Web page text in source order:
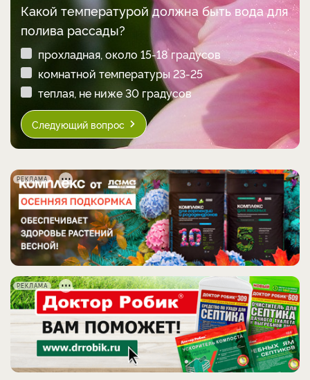
Какой температурой должна быть вода для
полива рассады?
прохладная, около 15-18 градусов
комнатной температуры 23-25
теплая, не ниже 30 градусов
Следующий вопрос
РЕКЛАМА
РЕКЛАМА